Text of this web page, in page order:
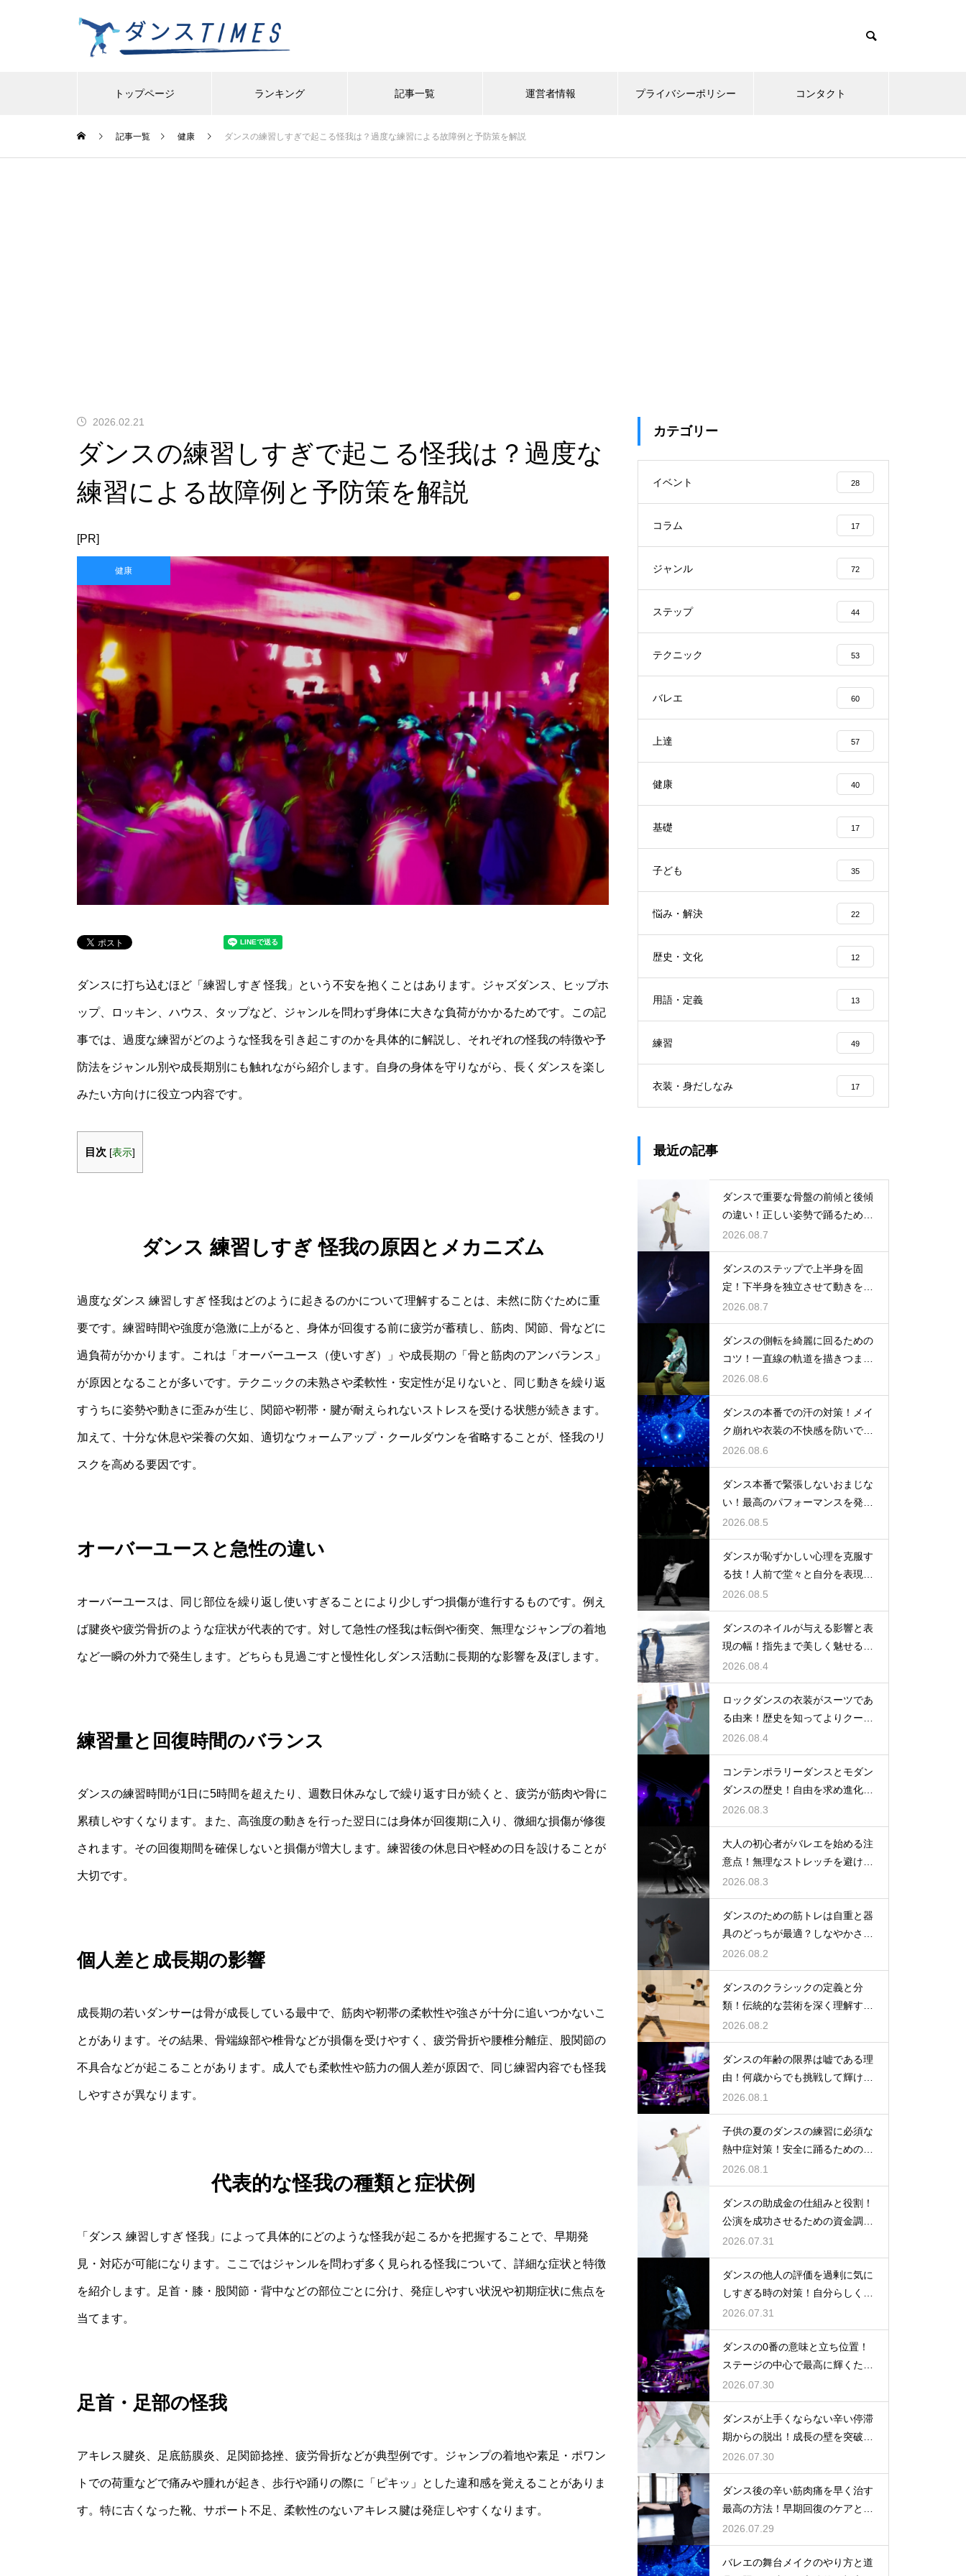
トップページ ランキング 記事一覧 運営者情報 プライバシーポリシー コンタクト
記事一覧 健康 ダンスの練習しすぎで起こる怪我は？過度な練習による故障例と予防策を解説
2026.02.21
ダンスの練習しすぎで起こる怪我は？過度な
練習による故障例と予防策を解説
[PR]
健康
ダンスに打ち込むほど「練習しすぎ 怪我」という不安を抱くことはあります。ジャズダンス、ヒップホ
ップ、ロッキン、ハウス、タップなど、ジャンルを問わず身体に大きな負荷がかかるためです。この記
事では、過度な練習がどのような怪我を引き起こすのかを具体的に解説し、それぞれの怪我の特徴や予
防法をジャンル別や成長期別にも触れながら紹介します。自身の身体を守りながら、長くダンスを楽し
みたい方向けに役立つ内容です。
目次 [表示]
ダンス 練習しすぎ 怪我の原因とメカニズム
過度なダンス 練習しすぎ 怪我はどのように起きるのかについて理解することは、未然に防ぐために重
要です。練習時間や強度が急激に上がると、身体が回復する前に疲労が蓄積し、筋肉、関節、骨などに
過負荷がかかります。これは「オーバーユース（使いすぎ）」や成長期の「骨と筋肉のアンバランス」
が原因となることが多いです。テクニックの未熟さや柔軟性・安定性が足りないと、同じ動きを繰り返
すうちに姿勢や動きに歪みが生じ、関節や靭帯・腱が耐えられないストレスを受ける状態が続きます。
加えて、十分な休息や栄養の欠如、適切なウォームアップ・クールダウンを省略することが、怪我のリ
スクを高める要因です。
オーバーユースと急性の違い
オーバーユースは、同じ部位を繰り返し使いすぎることにより少しずつ損傷が進行するものです。例え
ば腱炎や疲労骨折のような症状が代表的です。対して急性の怪我は転倒や衝突、無理なジャンプの着地
など一瞬の外力で発生します。どちらも見過ごすと慢性化しダンス活動に長期的な影響を及ぼします。
練習量と回復時間のバランス
ダンスの練習時間が1日に5時間を超えたり、週数日休みなしで繰り返す日が続くと、疲労が筋肉や骨に
累積しやすくなります。また、高強度の動きを行った翌日には身体が回復期に入り、微細な損傷が修復
されます。その回復期間を確保しないと損傷が増大します。練習後の休息日や軽めの日を設けることが
大切です。
個人差と成長期の影響
成長期の若いダンサーは骨が成長している最中で、筋肉や靭帯の柔軟性や強さが十分に追いつかないこ
とがあります。その結果、骨端線部や椎骨などが損傷を受けやすく、疲労骨折や腰椎分離症、股関節の
不具合などが起こることがあります。成人でも柔軟性や筋力の個人差が原因で、同じ練習内容でも怪我
しやすさが異なります。
代表的な怪我の種類と症状例
「ダンス 練習しすぎ 怪我」によって具体的にどのような怪我が起こるかを把握することで、早期発
見・対応が可能になります。ここではジャンルを問わず多く見られる怪我について、詳細な症状と特徴
を紹介します。足首・膝・股関節・背中などの部位ごとに分け、発症しやすい状況や初期症状に焦点を
当てます。
足首・足部の怪我
アキレス腱炎、足底筋膜炎、足関節捻挫、疲労骨折などが典型例です。ジャンプの着地や素足・ポワン
トでの荷重などで痛みや腫れが起き、歩行や踊りの際に「ピキッ」とした違和感を覚えることがありま
す。特に古くなった靴、サポート不足、柔軟性のないアキレス腱は発症しやすくなります。
カテゴリー
イベント 28
コラム 17
ジャンル 72
ステップ 44
テクニック 53
バレエ 60
上達 57
健康 40
基礎 17
子ども 35
悩み・解決 22
歴史・文化 12
用語・定義 13
練習 49
衣装・身だしなみ 17
最近の記事
ダンスで重要な骨盤の前傾と後傾
の違い！正しい姿勢で踊るための
鍵
2026.08.7
ダンスのステップで上半身を固
定！下半身を独立させて動きを際
立たせる
2026.08.7
ダンスの側転を綺麗に回るための
コツ！一直線の軌道を描きつま先
まで伸ばす
2026.08.6
ダンスの本番での汗の対策！メイ
ク崩れや衣装の不快感を防いで快
適に踊る
2026.08.6
ダンス本番で緊張しないおまじな
い！最高のパフォーマンスを発揮
する心理術
2026.08.5
ダンスが恥ずかしい心理を克服す
る技！人前で堂々と自分を表現す
るステップ
2026.08.5
ダンスのネイルが与える影響と表
現の幅！指先まで美しく魅せるた
めの工夫
2026.08.4
ロックダンスの衣装がスーツであ
る由来！歴史を知ってよりクール
に踊ろう
2026.08.4
コンテンポラリーダンスとモダン
ダンスの歴史！自由を求め進化す
る表現の道
2026.08.3
大人の初心者がバレエを始める注
意点！無理なストレッチを避け安
全に楽しむ
2026.08.3
ダンスのための筋トレは自重と器
具のどっちが最適？しなやかさを
保つ秘訣
2026.08.2
ダンスのクラシックの定義と分
類！伝統的な芸術を深く理解する
ための鍵
2026.08.2
ダンスの年齢の限界は嘘である理
由！何歳からでも挑戦して輝ける
という事実
2026.08.1
子供の夏のダンスの練習に必須な
熱中症対策！安全に踊るためのポ
イント
2026.08.1
ダンスの助成金の仕組みと役割！
公演を成功させるための資金調達
のノウハウ
2026.07.31
ダンスの他人の評価を過剰に気に
しすぎる時の対策！自分らしく踊
るには
2026.07.31
ダンスの0番の意味と立ち位置！
ステージの中心で最高に輝くため
の心得
2026.07.30
ダンスが上手くならない辛い停滞
期からの脱出！成長の壁を突破す
る秘訣
2026.07.30
ダンス後の辛い筋肉痛を早く治す
最高の方法！早期回復のケアと
は？
2026.07.29
バレエの舞台メイクのやり方と道